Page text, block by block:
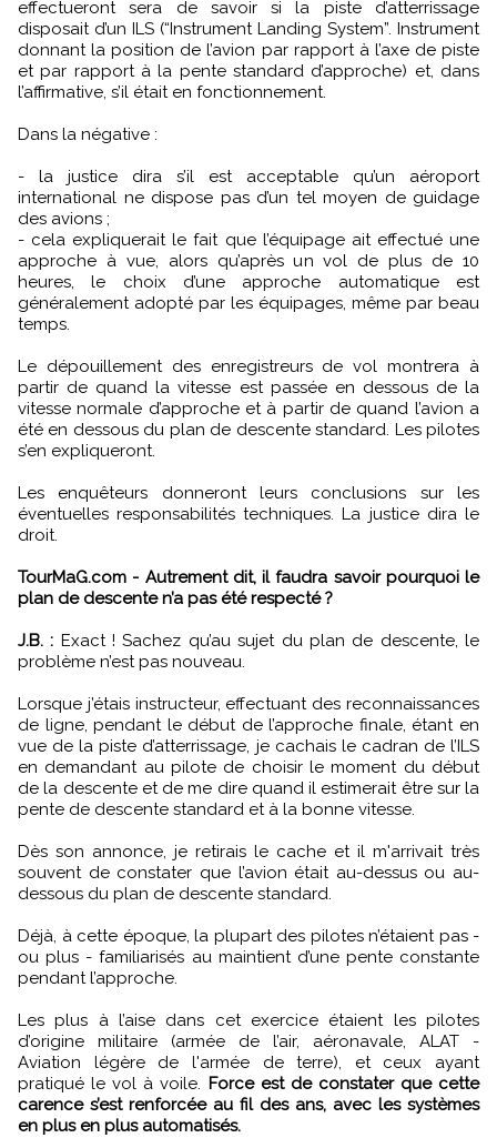
effectueront sera de savoir si la piste d’atterrissage
disposait d’un ILS (“Instrument Landing System”. Instrument
donnant la position de l’avion par rapport à l’axe de piste
et par rapport à la pente standard d’approche) et, dans
l’affirmative, s’il était en fonctionnement.
Dans la négative :
- la justice dira s’il est acceptable qu’un aéroport
international ne dispose pas d’un tel moyen de guidage
des avions ;
- cela expliquerait le fait que l’équipage ait effectué une
approche à vue, alors qu’après un vol de plus de 10
heures, le choix d’une approche automatique est
généralement adopté par les équipages, même par beau
temps.
Le dépouillement des enregistreurs de vol montrera à
partir de quand la vitesse est passée en dessous de la
vitesse normale d’approche et à partir de quand l’avion a
été en dessous du plan de descente standard. Les pilotes
s’en expliqueront.
Les enquêteurs donneront leurs conclusions sur les
éventuelles responsabilités techniques. La justice dira le
droit.
TourMaG.com - Autrement dit, il faudra savoir pourquoi le
plan de descente n’a pas été respecté ?
J.B. : Exact ! Sachez qu’au sujet du plan de descente, le
problème n’est pas nouveau.
Lorsque j’étais instructeur, effectuant des reconnaissances
de ligne, pendant le début de l’approche finale, étant en
vue de la piste d’atterrissage, je cachais le cadran de l’ILS
en demandant au pilote de choisir le moment du début
de la descente et de me dire quand il estimerait être sur la
pente de descente standard et à la bonne vitesse.
Dès son annonce, je retirais le cache et il m'arrivait très
souvent de constater que l’avion était au-dessus ou au-
dessous du plan de descente standard.
Déjà, à cette époque, la plupart des pilotes n’étaient pas -
ou plus - familiarisés au maintient d’une pente constante
pendant l’approche.
Les plus à l’aise dans cet exercice étaient les pilotes
d’origine militaire (armée de l’air, aéronavale, ALAT -
Aviation légère de l'armée de terre), et ceux ayant
pratiqué le vol à voile. Force est de constater que cette
carence s’est renforcée au fil des ans, avec les systèmes
en plus en plus automatisés.